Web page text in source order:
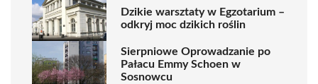
Dzikie warsztaty w Egzotarium –
odkryj moc dzikich roślin
Sierpniowe Oprowadzanie po
Pałacu Emmy Schoen w
Sosnowcu